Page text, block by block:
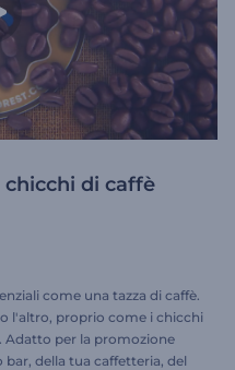
chicchi di caffè
come una tazza di caffè.
l'altro, proprio come i chicchi
Adatto per la promozione
della tua caffetteria, del